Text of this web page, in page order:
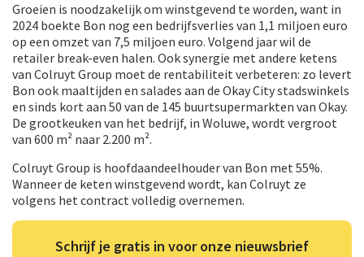
Groeien is noodzakelijk om winstgevend te worden, want in
2024 boekte Bon nog een bedrijfsverlies van 1,1 miljoen euro
op een omzet van 7,5 miljoen euro. Volgend jaar wil de
retailer break-even halen. Ook synergie met andere ketens
van Colruyt Group moet de rentabiliteit verbeteren: zo levert
Bon ook maaltijden en salades aan de Okay City stadswinkels
en sinds kort aan 50 van de 145 buurtsupermarkten van Okay.
De grootkeuken van het bedrijf, in Woluwe, wordt vergroot
van 600 m² naar 2.200 m².
Colruyt Group is hoofdaandeelhouder van Bon met 55%.
Wanneer de keten winstgevend wordt, kan Colruyt ze
volgens het contract volledig overnemen.
Schrijf je gratis in voor onze nieuwsbrief